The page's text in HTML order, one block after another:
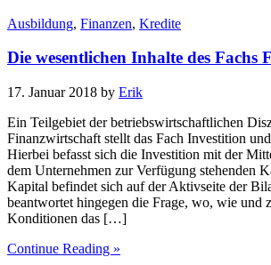
Ausbildung, Finanzen, Kredite
Die wesentlichen Inhalte des Fachs
17. Januar 2018 by Erik
Ein Teilgebiet der betriebswirtschaftlichen
Finanzwirtschaft stellt das Fach Investition
Hierbei befasst sich die Investition mit der
dem Unternehmen zur Verfügung stehenden
Kapital befindet sich auf der Aktivseite der
beantwortet hingegen die Frage, wo, wie und
Konditionen das […]
Continue Reading »